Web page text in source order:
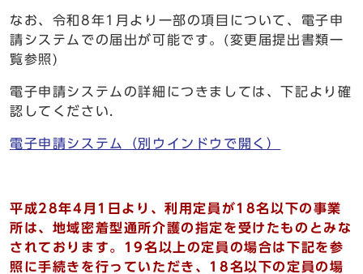
なお、令和8年1月より一部の項目について、電子申
請システムでの届出が可能です。(変更届提出書類一
覧参照)
電子申請システムの詳細につきましては、下記より確
認してください.
電子申請システム （別ウインドウで開く）
平成28年4月1日より、利用定員が18名以下の事業
所は、地域密着型通所介護の指定を受けたものとみな
されております。19名以上の定員の場合は下記を参
照に手続きを行っていただき、18名以下の定員の場